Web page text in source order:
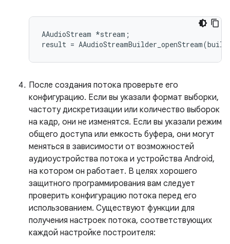
AAudioStream *stream;
После создания потока проверьте его
конфигурацию. Если вы указали формат выборки,
частоту дискретизации или количество выборок
на кадр, они не изменятся. Если вы указали режим
общего доступа или емкость буфера, они могут
меняться в зависимости от возможностей
аудиоустройства потока и устройства Android,
на котором он работает. В целях хорошего
защитного программирования вам следует
проверить конфигурацию потока перед его
использованием. Существуют функции для
получения настроек потока, соответствующих
каждой настройке построителя: